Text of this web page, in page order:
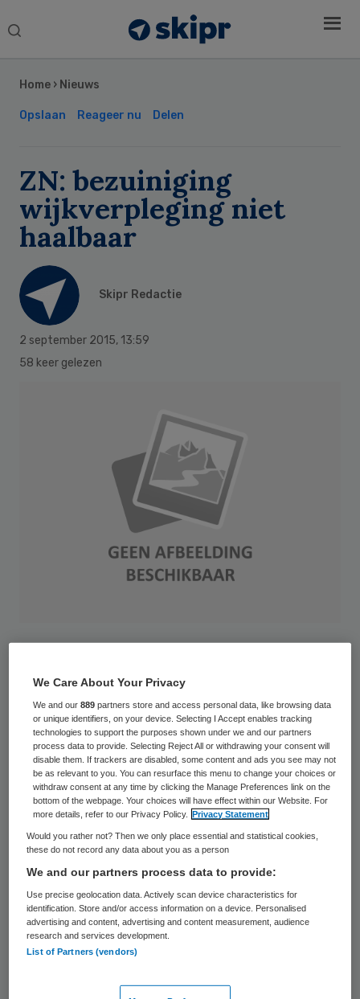
Search
Home › Nieuws
Opslaan Reageer nu Delen
ZN: bezuiniging
wijkverpleging niet
haalbaar
Skipr Redactie
2 september 2015, 13:59
58 keer gelezen
AppleMark
Zorgverzekeraars Nederland (ZN) verwacht
dat de beoogde bezuiniging van ruim 400
miljoen euro op de wijkverpleging in 2015
niet wordt gehaald. Dat concludeert ZN op
basis van voorlopige productie- en
declaratiecijfers van zorgverzekeraars voor
de wijkverpleging.
Deze cijfers laten zien dat er in de eerste
vier maanden van dit jaar in een aantal
regio’s altientallen miljoenen euro’s meer
aan wijkverpleegkundige zorg
verzekerden geen toegang meer hebben
Sidebar
We Care About Your Privacy
We and our889 partners store and access personal data, like browsing data
or unique identifiers, on your device. Selecting I Accept enables tracking
technologies to support the purposes shown under we and our partners
process data to provide. Selecting Reject All or withdrawing your consent will
disable them. If trackers are disabled, some content and ads you see may not
be as relevant to you. You can resurface this menu to change your choices or
withdraw consent at any time by clicking the Manage Preferences link on the
bottom of the webpage. Your choices will have effect within our Website. For
more details, refer to our Privacy Policy.
Privacy Statement
Would you rather not? Then we only place essential and statistical cookies,
these do not record any data about you as a person
We and our partners process data to provide:
Use precise geolocation data. Actively scan device characteristics for
identification. Store and/or access information on a device. Personalised
advertising and content, advertising and content measurement, audience
research and services development.
List of Partners (vendors)